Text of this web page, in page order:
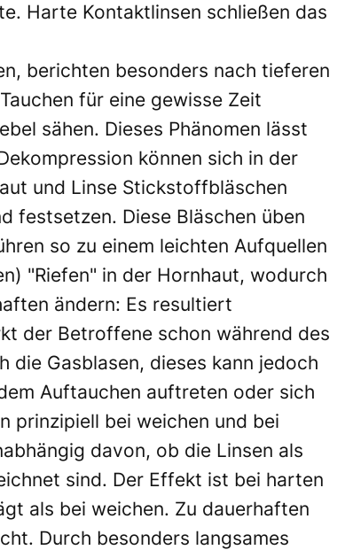
Harte Kontaktlinsen schließen das
berichten besonders nach tieferen
für eine gewisse Zeit
sähen. Dieses Phänomen lässt
können sich in der
und Linse Stickstoffbläschen
festsetzen. Diese Bläschen üben
so zu einem leichten Aufquellen
"Riefen" in der Hornhaut, wodurch
ändern: Es resultiert
der Betroffene schon während des
die Gasblasen, dieses kann jedoch
Auftauchen auftreten oder sich
prinzipiell bei weichen und bei
davon, ob die Linsen als
sind. Der Effekt ist bei harten
als bei weichen. Zu dauerhaften
Durch besonders langsames